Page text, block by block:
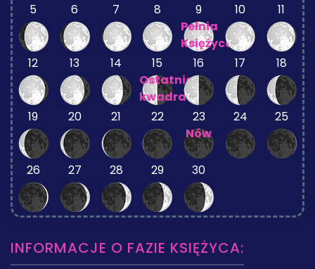
5 6 7 8
9
Pełnia
Księżyca
10 11
12 13 14
15
Ostatnia
kwadra
16 17 18
19 20 21 22
23
Nów
24 25
26 27 28 29 30
INFORMACJE O FAZIE KSIĘŻYCA: